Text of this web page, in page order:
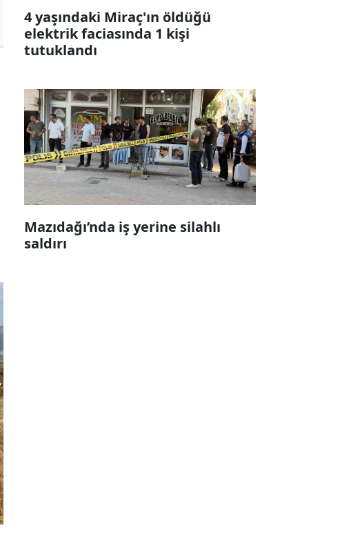
4 yaşındaki Miraç'ın öldüğü
elektrik faciasında 1 kişi
tutuklandı
Mazıdağı’nda iş yerine silahlı
saldırı